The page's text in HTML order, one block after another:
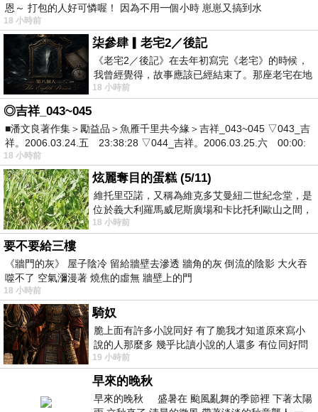
恩～ 打包的人好可憐喔！ 因為不用一個小時 崽崽又搞到水
18 小時前
柒參肆▎老宅2／後記
《老宅2／後記》在去年初寫完《老宅》的時候，
我曾經覺得，故事應該已經結束了。那座老宅在地
震中倒塌，七個人終於離開那片黑暗，
18 小時前
◎吉祥_043~045
■潘文良著作集＞勵益品＞魚雁千里共今緣＞吉祥_043~045 ▽043_吉
祥。2006.03.24.五 23:38:28 ▽044_吉祥。2006.03.25.六 00:00:
18 小時前
炫麗奪目的蛋糕 (5/11)
維托里亞諾，又稱為維克多艾曼紐二世紀念堂，是
位於義大利羅馬威尼斯廣場和卡比托利歐山之間，
用以紀念統一義大利統一後的的第一位國
18 小時前
要不要給三樓
《牆門的灰》 屋子陰冷 留給牆壁去滲透 牆角的灰 倒流的陰影 大火吞
噬不了 空氣瀰漫著 燒焦的虛無 牆壁上的門
18 小時前
騎奴
脆上面有許多小說同好 有了脆我才知道原來寫小
說的人那麼多 幾乎比讀小說的人還多 有位同好問
了一個問題 她說為什麼高中文學獎的
19 小時前
早來的晚秋
早來的晚秋 盛暑在 颱風亂舞的季節裡 下著太陽